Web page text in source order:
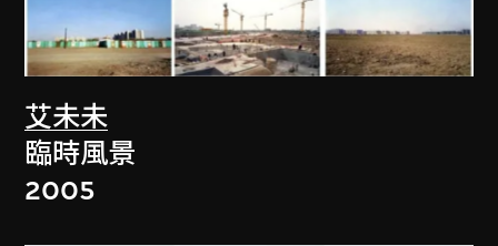
艾未未
臨時風景
2005